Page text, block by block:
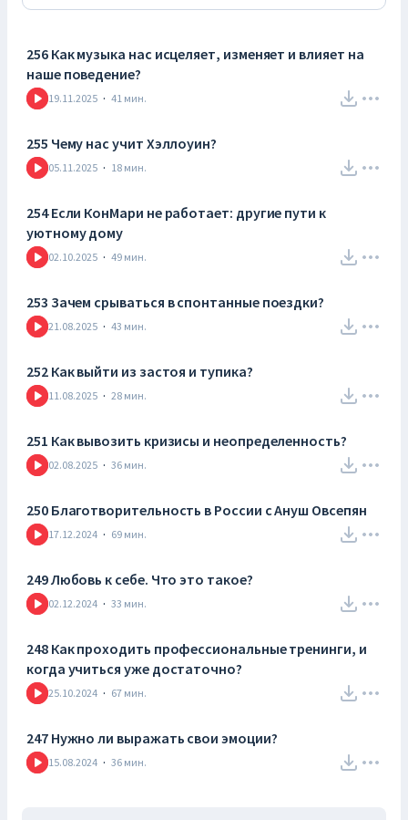
256 Как музыка нас исцеляет, изменяет и влияет на
наше поведение?
19.11.2025 · 41 мин.
255 Чему нас учит Хэллоуин?
05.11.2025 · 18 мин.
254 Если КонМари не работает: другие пути к
уютному дому
02.10.2025 · 49 мин.
253 Зачем срываться в спонтанные поездки?
21.08.2025 · 43 мин.
252 Как выйти из застоя и тупика?
11.08.2025 · 28 мин.
251 Как вывозить кризисы и неопределенность?
02.08.2025 · 36 мин.
250 Благотворительность в России с Ануш Овсепян
17.12.2024 · 69 мин.
249 Любовь к себе. Что это такое?
02.12.2024 · 33 мин.
248 Как проходить профессиональные тренинги, и
когда учиться уже достаточно?
25.10.2024 · 67 мин.
247 Нужно ли выражать свои эмоции?
15.08.2024 · 36 мин.